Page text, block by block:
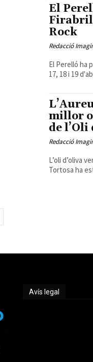
El
Firabril
Rock
Redacció
El Perelló ha
17, 18 i 19
millor
de l’Oli
Redacció
L’oli d’oliva
Tortosa ha
Avís legal